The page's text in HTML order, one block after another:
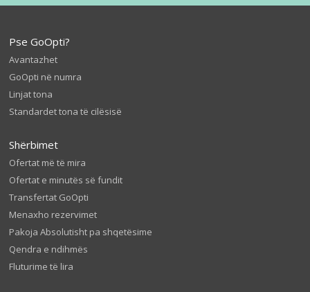
Pse GoOpti?
Avantazhet
GoOpti në numra
Linjat tona
Standardet tona të cilësisë
Shërbimet
Ofertat më të mira
Ofertat e minutës së fundit
Transfertat GoOpti
Menaxho rezervimet
Pakoja Absolutisht pa shqetësime
Qendra e ndihmës
Fluturime të lira